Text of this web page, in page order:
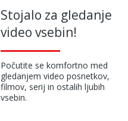
Stojalo za gledanje
video vsebin!
Počutite se komfortno med
gledanjem video posnetkov,
filmov, serij in ostalih ljubih
vsebin.